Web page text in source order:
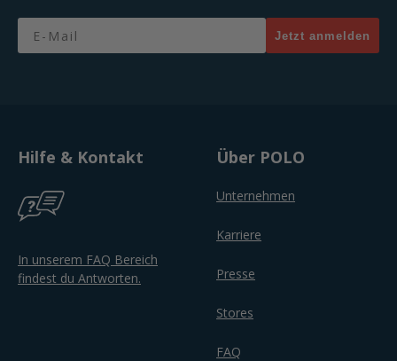
Email
Jetzt anmelden
Hilfe & Kontakt
In unserem FAQ Bereich
findest du Antworten.
Über POLO
Unternehmen
Karriere
Presse
Stores
FAQ